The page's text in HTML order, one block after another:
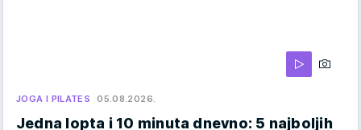
JOGA I PILATES 05.08.2026.
Jedna lopta i 10 minuta dnevno: 5 najboljih